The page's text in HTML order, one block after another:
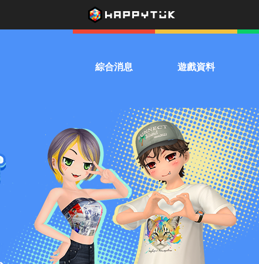
綜合消息
系統公告
兌換優惠券
驚喜扭蛋機
遊戲資料
下載遊戲
影音專區